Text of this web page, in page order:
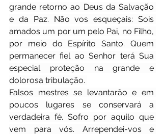
grande retorno ao Deus da Salvação
e da Paz. Não vos esqueçais: Sois
amados um por um pelo Pai, no Filho,
por meio do Espírito Santo. Quem
permanecer fiel ao Senhor terá Sua
especial proteção na grande e
dolorosa tribulação.
Falsos mestres se levantarão e em
poucos lugares se conservará a
verdadeira fé. Sofro por aquilo que
vem para vós. Arrependei-vos e